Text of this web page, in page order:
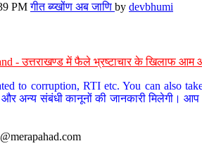
PMगीत ब्य्खोंण अब जाणि by devbhumi
- उत्तराखण्ड में फैले भ्रष्टाचार के खिलाफ आम
to corruption, RTI etc. You can also
अन्य संबंधी कानूनों की जानकारी मिलेगी।